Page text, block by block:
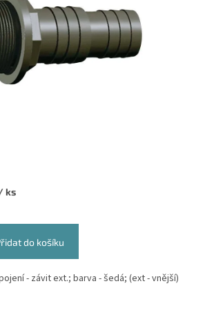
ks
do košíku
- závit ext.; barva - šedá; (ext - vnější)